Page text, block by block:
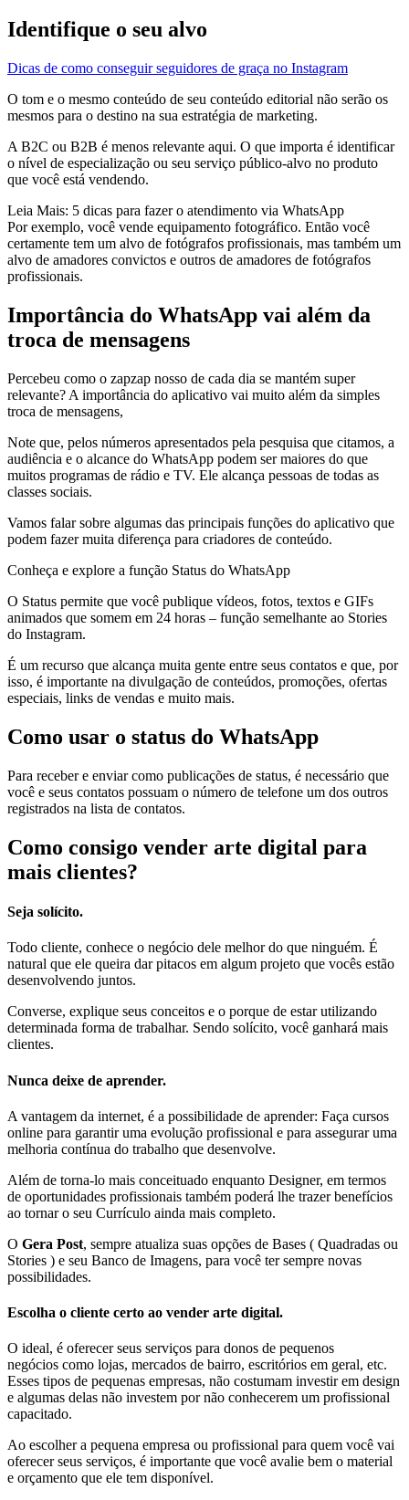
Identifique o seu alvo
Dicas de como conseguir seguidores de graça no Instagram
O tom e o mesmo conteúdo de seu conteúdo editorial não serão os
mesmos para o destino na sua estratégia de marketing.
A B2C ou B2B é menos relevante aqui. O que importa é identificar
o nível de especialização ou seu serviço público-alvo no produto
que você está vendendo.
Leia Mais: 5 dicas para fazer o atendimento via WhatsApp
Por exemplo, você vende equipamento fotográfico. Então você
certamente tem um alvo de fotógrafos profissionais, mas também um
alvo de amadores convictos e outros de amadores de fotógrafos
profissionais.
Importância do WhatsApp vai além da
troca de mensagens
Percebeu como o zapzap nosso de cada dia se mantém super
relevante? A importância do aplicativo vai muito além da simples
troca de mensagens,
Note que, pelos números apresentados pela pesquisa que citamos, a
audiência e o alcance do WhatsApp podem ser maiores do que
muitos programas de rádio e TV. Ele alcança pessoas de todas as
classes sociais.
Vamos falar sobre algumas das principais funções do aplicativo que
podem fazer muita diferença para criadores de conteúdo.
Conheça e explore a função Status do WhatsApp
O Status permite que você publique vídeos, fotos, textos e GIFs
animados que somem em 24 horas – função semelhante ao Stories
do Instagram.
É um recurso que alcança muita gente entre seus contatos e que, por
isso, é importante na divulgação de conteúdos, promoções, ofertas
especiais, links de vendas e muito mais.
Como usar o status do WhatsApp
Para receber e enviar como publicações de status, é necessário que
você e seus contatos possuam o número de telefone um dos outros
registrados na lista de contatos.
Como consigo vender arte digital para
mais clientes?
Seja solícito.
Todo cliente, conhece o negócio dele melhor do que ninguém. É
natural que ele queira dar pitacos em algum projeto que vocês estão
desenvolvendo juntos.
Converse, explique seus conceitos e o porque de estar utilizando
determinada forma de trabalhar. Sendo solícito, você ganhará mais
clientes.
Nunca deixe de aprender.
A vantagem da internet, é a possibilidade de aprender: Faça cursos
online para garantir uma evolução profissional e para assegurar uma
melhoria contínua do trabalho que desenvolve.
Além de torna-lo mais conceituado enquanto Designer, em termos
de oportunidades profissionais também poderá lhe trazer benefícios
ao tornar o seu Currículo ainda mais completo.
O Gera Post, sempre atualiza suas opções de Bases ( Quadradas ou
Stories ) e seu Banco de Imagens, para você ter sempre novas
possibilidades.
Escolha o cliente certo ao vender arte digital.
O ideal, é oferecer seus serviços para donos de pequenos
negócios como lojas, mercados de bairro, escritórios em geral, etc.
Esses tipos de pequenas empresas, não costumam investir em design
e algumas delas não investem por não conhecerem um profissional
capacitado.
Ao escolher a pequena empresa ou profissional para quem você vai
oferecer seus serviços, é importante que você avalie bem o material
e orçamento que ele tem disponível.